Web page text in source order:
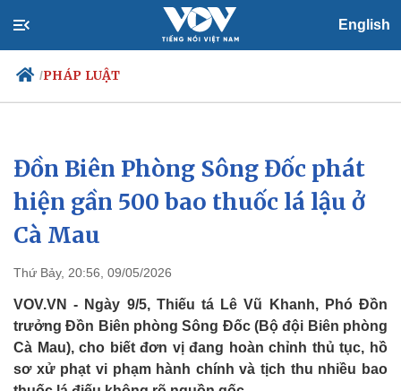
English
/PHÁP LUẬT
Chính trị
Đảng
Tổ chức nhân sự
Quốc hội
Xã hội
Tin 24h
Dự báo thời tiết
Đồn Biên Phòng Sông Đốc phát
hiện gần 500 bao thuốc lá lậu ở
Cà Mau
Thứ Bảy, 20:56, 09/05/2026
VOV.VN - Ngày 9/5, Thiếu tá Lê Vũ Khanh, Phó Đồn
trưởng Đồn Biên phòng Sông Đốc (Bộ đội Biên phòng
Cà Mau), cho biết đơn vị đang hoàn chỉnh thủ tục, hồ
sơ xử phạt vi phạm hành chính và tịch thu nhiều bao